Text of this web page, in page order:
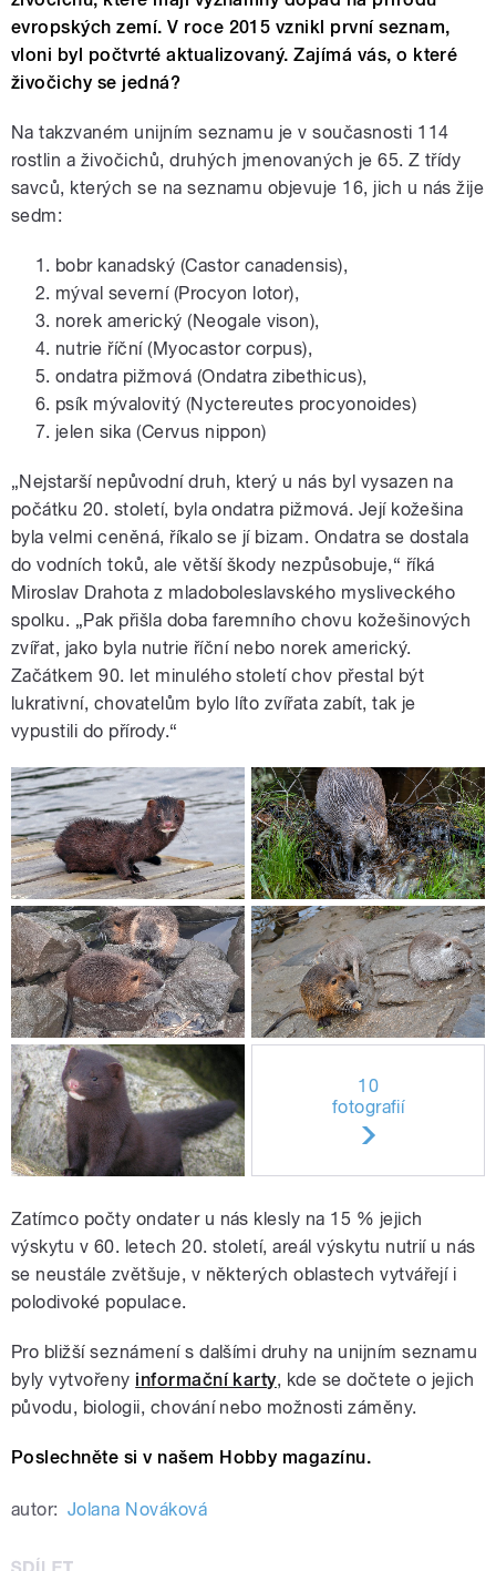
evropských zemí. V roce 2015 vznikl první seznam,
vloni byl počtvrté aktualizovaný. Zajímá vás, o které
živočichy se jedná?
Na takzvaném unijním seznamu je v současnosti 114
rostlin a živočichů, druhých jmenovaných je 65. Z třídy
savců, kterých se na seznamu objevuje 16, jich u nás žije
sedm:
bobr kanadský (Castor canadensis),
mýval severní (Procyon lotor),
norek americký (Neogale vison),
nutrie říční (Myocastor corpus),
ondatra pižmová (Ondatra zibethicus),
psík mývalovitý (Nyctereutes procyonoides)
jelen sika (Cervus nippon)
„Nejstarší nepůvodní druh, který u nás byl vysazen na
počátku 20. století, byla ondatra pižmová. Její kožešina
byla velmi ceněná, říkalo se jí bizam. Ondatra se dostala
do vodních toků, ale větší škody nezpůsobuje,“ říká
Miroslav Drahota z mladoboleslavského mysliveckého
spolku. „Pak přišla doba faremního chovu kožešinových
zvířat, jako byla nutrie říční nebo norek americký.
Začátkem 90. let minulého století chov přestal být
lukrativní, chovatelům bylo líto zvířata zabít, tak je
vypustili do přírody.“
10
fotografií
Zatímco počty ondater u nás klesly na 15 % jejich
výskytu v 60. letech 20. století, areál výskytu nutrií u nás
se neustále zvětšuje, v některých oblastech vytvářejí i
polodivoké populace.
Pro bližší seznámení s dalšími druhy na unijním seznamu
byly vytvořeny informační karty, kde se dočtete o jejich
původu, biologii, chování nebo možnosti záměny.
Poslechněte si v našem Hobby magazínu.
autor: Jolana Nováková